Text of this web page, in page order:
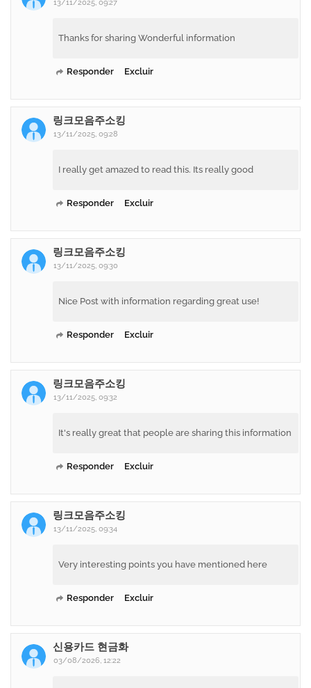
13/11/2025, 09:27
Thanks for sharing Wonderful information
Responder Excluir
링크모음주소킹
13/11/2025, 09:28
I really get amazed to read this. Its really good
Responder Excluir
링크모음주소킹
13/11/2025, 09:30
Nice Post with information regarding great use!
Responder Excluir
링크모음주소킹
13/11/2025, 09:32
It's really great that people are sharing this information
Responder Excluir
링크모음주소킹
13/11/2025, 09:34
Very interesting points you have mentioned here
Responder Excluir
신용카드 현금화
03/08/2026, 12:22